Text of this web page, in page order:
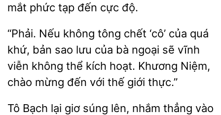
mắt phức tạp
cực độ.
Nếu không tông chết
của quá
khứ, bản sao lưu của bà ngoại sẽ vĩnh
viễn không thể kích hoạt.
Niệm,
chào mừng đến với thế giới thực.”
Tô Bạch lại giơ
lên, nhắm thẳng vào